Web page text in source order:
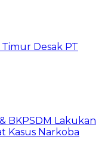
Desak PT
BKPSDM Lakukan
Kasus Narkoba